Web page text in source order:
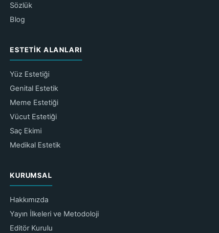
Sözlük
Blog
ESTETIK ALANLARI
Yüz Estetiği
Genital Estetik
Meme Estetiği
Vücut Estetiği
Saç Ekimi
Medikal Estetik
KURUMSAL
Hakkımızda
Yayın İlkeleri ve Metodoloji
Editör Kurulu